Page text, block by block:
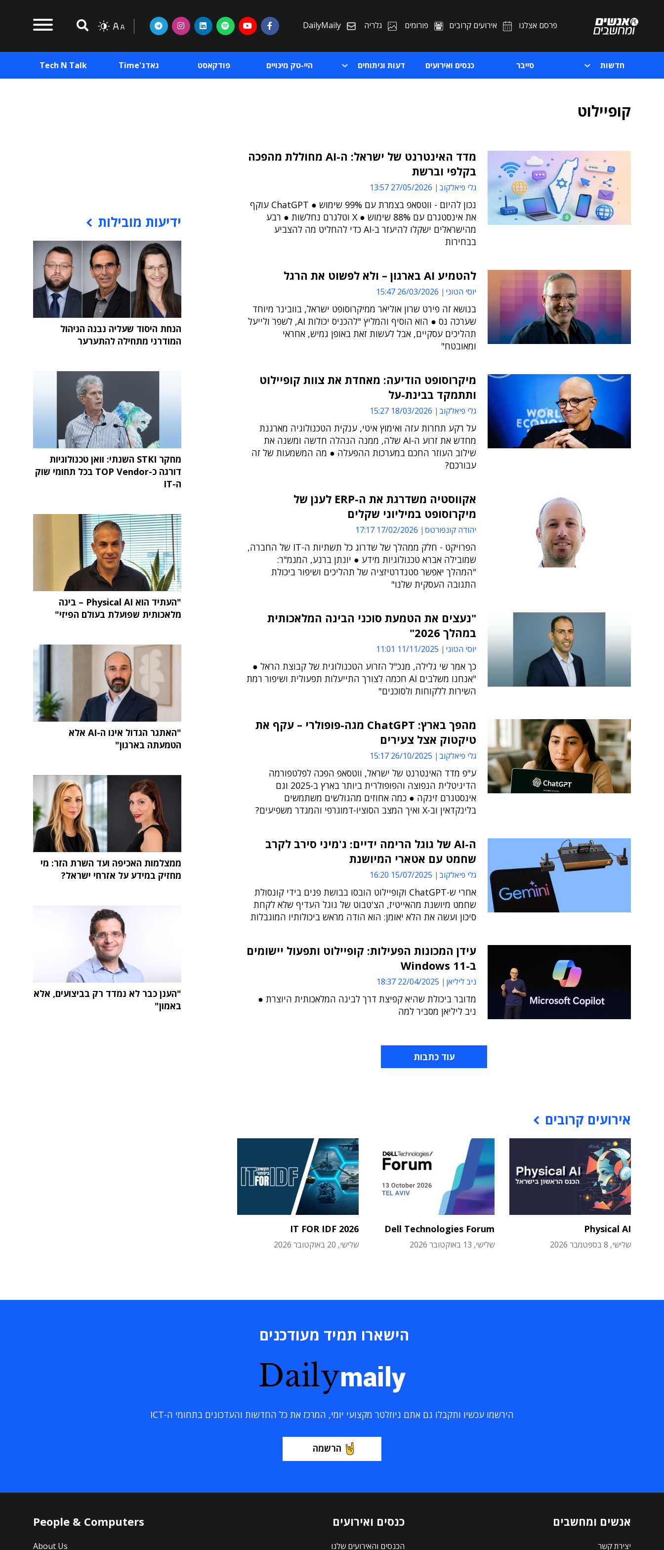
פרסם אצלנו אירועים קרובים פורומים גלריה DailyMaily
חדשות סייבר כנסים ואירועים דעות וניתוחים היי-טק מינויים פודקאסט גאדג'Time Tech N Talk
קופיילוט
מדד האינטרנט של ישראל: ה-AI מחוללת מהפכה
בקלפי וברשת
גלי פיאלקוב 27/05/2026 13:57
נכון להיום - ווטסאפ בצמרת עם 99% שימוש ● ChatGPT עוקף
את אינסטגרם עם 88% שימוש ● X וטלגרם נחלשות ● רבע
מהישראלים ישקלו להיעזר ב-AI כדי להחליט מה להצביע
בבחירות
להטמיע AI בארגון – ולא לפשוט את הרגל
יוסי הטוני 26/03/2026 15:47
בנושא זה פירט שרון אוליאר ממיקרוסופט ישראל, בוובינר מיוחד
שערכה נס ● הוא הוסיף והמליץ "להכניס יכולות AI, לשפר ולייעל
תהליכים עסקיים, אבל לעשות זאת באופן גמיש, אחראי
ומאובטח"
מיקרוסופט הודיעה: מאחדת את צוות קופיילוט
ותתמקד בבינת-על
גלי פיאלקוב 18/03/2026 15:27
על רקע תחרות עזה ואימוץ איטי, ענקית הטכנולוגיה מארגנת
מחדש את זרוע ה-AI שלה, ממנה הנהלה חדשה ומשנה את
שילוב העוזר החכם במערכות ההפעלה ● מה המשמעות של זה
עבורכם?
אקווסטיה משדרגת את ה-ERP לענן של
מיקרוסופט במיליוני שקלים
יהודה קונפורטס 17/02/2026 17:17
הפרויקט - חלק ממהלך של שדרוג כל תשתיות ה-IT של החברה,
שמובילה אברא טכנולוגיות מידע ● יונתן ברנע, המנמ"ר:
"המהלך יאפשר סטנדרטיזציה של תהליכים ושיפור ביכולת
התגובה העסקית שלנו"
"נעצים את הטמעת סוכני הבינה המלאכותית
במהלך 2026"
יוסי הטוני 11/11/2025 11:01
כך אמר שי גלילה, מנכ"ל הזרוע הטכנולוגית של קבוצת הראל ●
"אנחנו משלבים AI חכמה לצורך התייעלות תפעולית ושיפור רמת
השירות ללקוחות ולסוכנים"
מהפך בארץ: ChatGPT מגה-פופולרי – עקף את
טיקטוק אצל צעירים
גלי פיאלקוב 26/10/2025 15:17
ע"פ מדד האינטרנט של ישראל, ווטסאפ הפכה לפלטפורמה
הדיגיטלית הנפוצה והפופולרית ביותר בארץ ב-2025 וגם
אינסטגרם זינקה ● כמה אחוזים מהגולשים משתמשים
בלינקדאין וב-X ואיך המצב הסוציו-דמוגרפי והמגדר משפיעים?
ה-AI של גוגל הרימה ידיים: ג'מיני סירב לקרב
שחמט עם אטארי המיושנת
גלי פיאלקוב 15/07/2025 16:20
אחרי ש-ChatGPT וקופיילוט הובסו בבושת פנים בידי קונסולת
שחמט מיושנת מהאייטיז, הצ'טבוט של גוגל העדיף שלא לקחת
סיכון ועשה את הלא יאומן: הוא הודה מראש ביכולותיו המוגבלות
עידן המכונות הפעילות: קופיילוט ותפעול יישומים
ב-Windows 11
ניב ליליאן 22/04/2025 18:37
מדובר ביכולת שהיא קפיצת דרך לבינה המלאכותית היוצרת ●
ניב ליליאן מסביר למה
עוד כתבות
אירועים קרובים
Physical AI
שלישי, 8 בספטמבר 2026
Dell Technologies Forum
שלישי, 13 באוקטובר 2026
IT FOR IDF 2026
שלישי, 20 באוקטובר 2026
ידיעות מובילות
הנחת היסוד שעליה נבנה הניהול
המודרני מתחילה להתערער
מחקר STKI השנתי: וואן טכנולוגיות
דורגה כ-TOP Vendor בכל תחומי שוק
ה-IT
"העתיד הוא Physical AI – בינה
מלאכותית שפועלת בעולם הפיזי"
"האתגר הגדול אינו ה-AI אלא
הטמעתה בארגון"
ממצלמות האכיפה ועד השרת הזר: מי
מחזיק במידע על אזרחי ישראל?
"הענן כבר לא נמדד רק בביצועים, אלא
באמון"
הישארו תמיד מעודכנים
Dailymaily
הירשמו עכשיו ותקבלו גם אתם ניוזלטר מקצועי יומי, המרכז את כל החדשות והעדכונים בתחומי ה-ICT
הרשמה
אנשים ומחשבים
יצירת קשר
כנסים ואירועים
הכנסים והאירועים שלנו
People & Computers
About Us